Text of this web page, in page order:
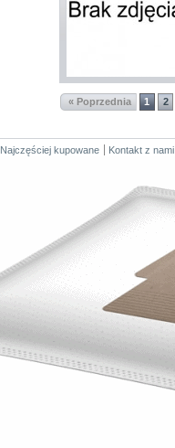
« Poprzednia 1 2
Najczęściej kupowane Kontakt z nami